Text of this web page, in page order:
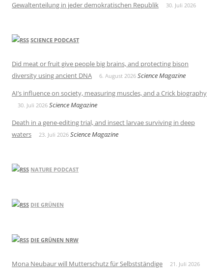
Gewaltenteilung in jeder demokratischen Republik
30. Juli 2026
SCIENCE PODCAST
Did meat or fruit give people big brains, and protecting bison
diversity using ancient DNA
6. August 2026 Science Magazine
AI’s influence on society, measuring muscles, and a Crick biography
30. Juli 2026 Science Magazine
Death in a gene-editing trial, and insect larvae surviving in deep
waters
23. Juli 2026 Science Magazine
NATURE PODCAST
DIE GRÜNEN
DIE GRÜNEN NRW
Mona Neubaur will Mutterschutz für Selbstständige 21. Juli 2026